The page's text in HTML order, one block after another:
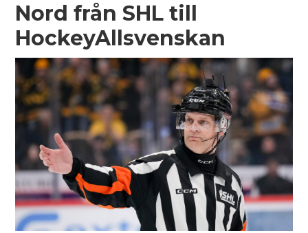
Nord från SHL till
HockeyAllsvenskan